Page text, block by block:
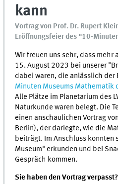
kann
Vortrag von Prof. Dr. Rupert
Eröffnungsfeier des "10-
Wir freuen uns sehr, dass mehr
15. August 2023 bei unserer
dabei waren, die anlässlich der
Minuten Museums Mathematik
Alle Plätze im Planetarium des
Naturkunde waren belegt. Die
einen anschaulichen Vortrag
Berlin), der darlegte, wie die
beiträgt. Im Anschluss konnten
Museum" erkunden und bei
Gespräch kommen.
Sie haben den Vortrag